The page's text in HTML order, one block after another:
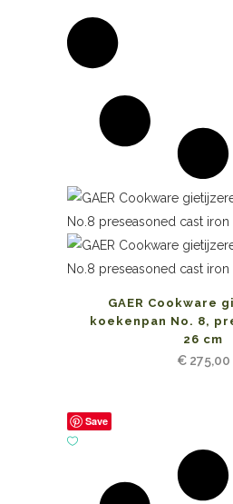
GAER Cookware
koekenpan No. 8,
26 cm
€275,00
Save